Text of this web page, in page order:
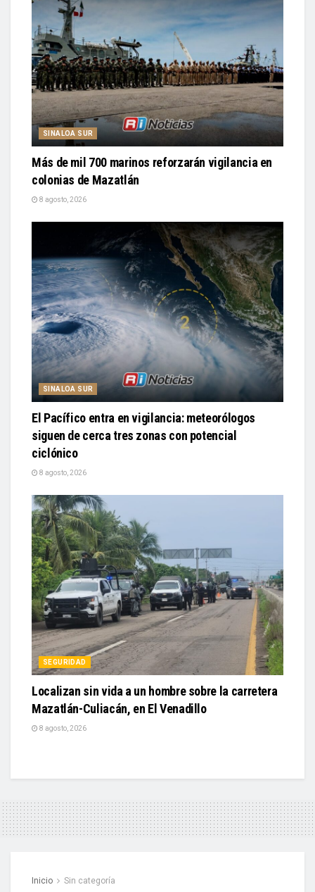
SINALOA SUR
Más de mil 700 marinos reforzarán vigilancia en
colonias de Mazatlán
8 agosto, 2026
SINALOA SUR
El Pacífico entra en vigilancia: meteorólogos
siguen de cerca tres zonas con potencial
ciclónico
8 agosto, 2026
SEGURIDAD
Localizan sin vida a un hombre sobre la carretera
Mazatlán-Culiacán, en El Venadillo
8 agosto, 2026
Inicio Sin categoría